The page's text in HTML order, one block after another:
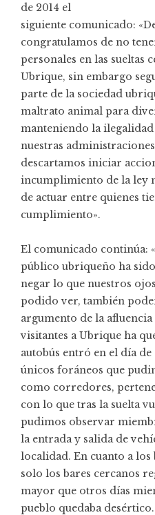
de 2014 el
siguiente comunicado:
congratulamos de no
personales en las sueltas
Ubrique, sin embargo
parte de la sociedad
maltrato animal para
manteniendo la
nuestras
descartamos iniciar
incumplimiento de la ley
de actuar entre quienes
cumplimiento».
El comunicado continúa:
público ubriqueño ha
negar lo que nuestros
podido ver, también
argumento de la
visitantes a Ubrique ha
autobús entró en el día
únicos foráneos que
como corredores,
con lo que tras la suelta
pudimos observar
la entrada y salida de
localidad. En cuanto a
solo los bares cercanos
mayor que otros días
pueblo quedaba desértico.